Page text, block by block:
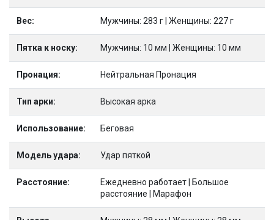
Вес: Мужчины: 283 г | Женщины: 227 г
Пятка к носку: Мужчины: 10 мм | Женщины: 10 мм
Пронация: Нейтральная Пронация
Тип арки: Высокая арка
Использование: Беговая
Модель удара: Удар пяткой
Расстояние:
Ежедневно работает | Большое
расстояние | Марафон